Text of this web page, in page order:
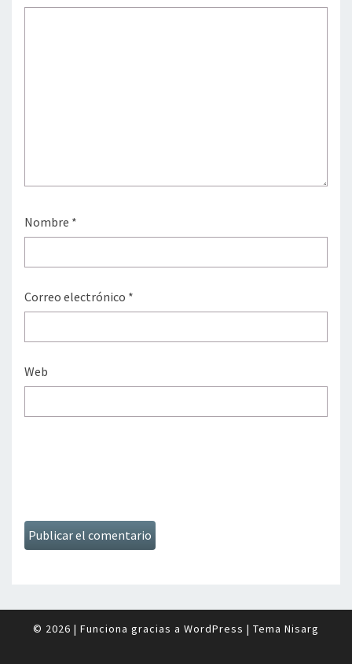
Nombre *
Correo electrónico *
Web
© 2026 | Funciona gracias a WordPress | Tema Nisarg